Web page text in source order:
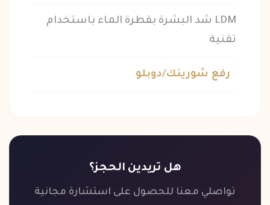
LDM شد البشرة بقطرة الماء باستخدام
تقنية
رفع شورينك/دوبلو
هل تريدين الحجز؟
تواصلي معنا للحصول على استشارة مجانية